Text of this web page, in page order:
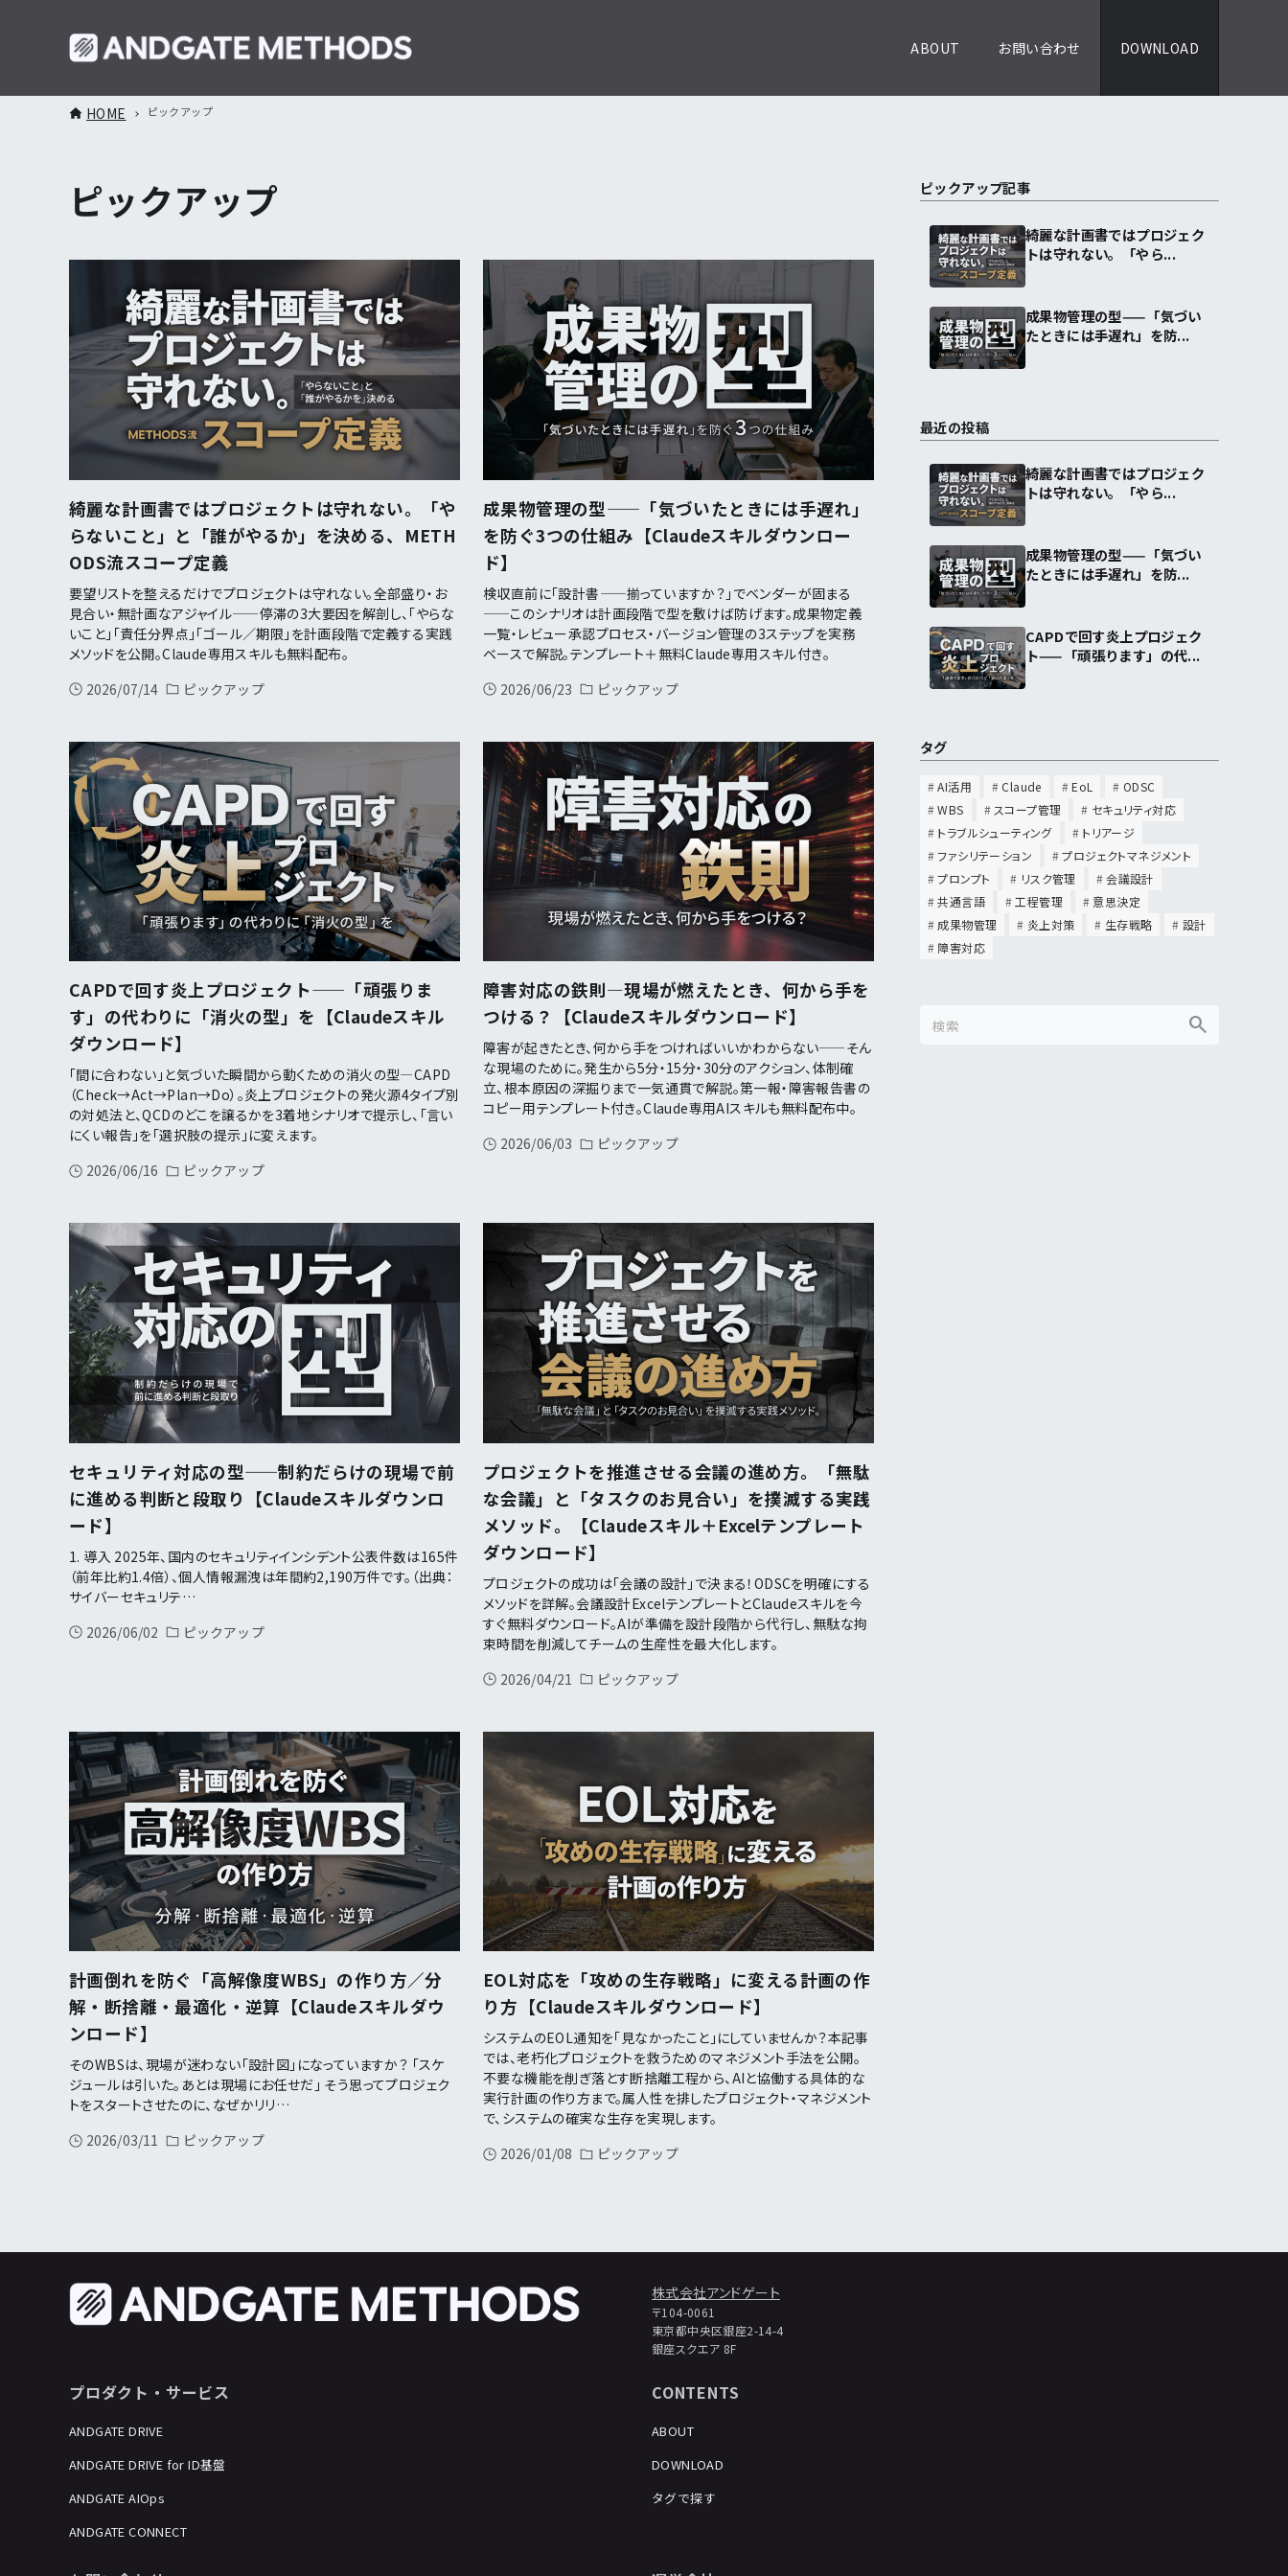
ABOUT お問い合わせ DOWNLOAD
HOME ピックアップ
ピックアップ
綺麗な計画書ではプロジェクトは守れない。「や
らないこと」と「誰がやるか」を決める、METH
ODS流スコープ定義
要望リストを整えるだけでプロジェクトは守れない。全部盛り・お
見合い・無計画なアジャイル——停滞の3大要因を解剖し、「やらな
いこと」「責任分界点」「ゴール／期限」を計画段階で定義する実践
メソッドを公開。Claude専用スキルも無料配布。
2026/07/14
ピックアップ
成果物管理の型——「気づいたときには手遅れ」
を防ぐ3つの仕組み【Claudeスキルダウンロー
ド】
検収直前に「設計書——揃っていますか？」でベンダーが固まる
——このシナリオは計画段階で型を敷けば防げます。成果物定義
一覧・レビュー承認プロセス・バージョン管理の3ステップを実務
ベースで解説。テンプレート＋無料Claude専用スキル付き。
2026/06/23
ピックアップ
CAPDで回す炎上プロジェクト——「頑張りま
す」の代わりに「消火の型」を【Claudeスキル
ダウンロード】
「間に合わない」と気づいた瞬間から動くための消火の型—CAPD
（Check→Act→Plan→Do）。炎上プロジェクトの発火源4タイプ別
の対処法と、QCDのどこを譲るかを3着地シナリオで提示し、「言い
にくい報告」を「選択肢の提示」に変えます。
2026/06/16
ピックアップ
障害対応の鉄則—現場が燃えたとき、何から手を
つける？【Claudeスキルダウンロード】
障害が起きたとき、何から手をつければいいかわからない——そん
な現場のために。発生から5分・15分・30分のアクション、体制確
立、根本原因の深掘りまで一気通貫で解説。第一報・障害報告書の
コピー用テンプレート付き。Claude専用AIスキルも無料配布中。
2026/06/03
ピックアップ
セキュリティ対応の型——制約だらけの現場で前
に進める判断と段取り【Claudeスキルダウンロ
ード】
1. 導入 2025年、国内のセキュリティインシデント公表件数は165件
（前年比約1.4倍）、個人情報漏洩は年間約2,190万件です。（出典：
サイバーセキュリテ…
2026/06/02
ピックアップ
プロジェクトを推進させる会議の進め方。「無駄
な会議」と「タスクのお見合い」を撲滅する実践
メソッド。【Claudeスキル＋Excelテンプレート
ダウンロード】
プロジェクトの成功は「会議の設計」で決まる！ODSCを明確にする
メソッドを詳解。会議設計ExcelテンプレートとClaudeスキルを今
すぐ無料ダウンロード。AIが準備を設計段階から代行し、無駄な拘
束時間を削減してチームの生産性を最大化します。
2026/04/21
ピックアップ
計画倒れを防ぐ「高解像度WBS」の作り方／分
解・断捨離・最適化・逆算【Claudeスキルダウ
ンロード】
そのWBSは、現場が迷わない「設計図」になっていますか？ 「スケ
ジュールは引いた。あとは現場にお任せだ」 そう思ってプロジェク
トをスタートさせたのに、なぜかリリ…
2026/03/11
ピックアップ
EOL対応を「攻めの生存戦略」に変える計画の作
り方【Claudeスキルダウンロード】
システムのEOL通知を「見なかったこと」にしていませんか？本記事
では、老朽化プロジェクトを救うためのマネジメント手法を公開。
不要な機能を削ぎ落とす断捨離工程から、AIと協働する具体的な
実行計画の作り方まで。属人性を排したプロジェクト・マネジメント
で、システムの確実な生存を実現します。
2026/01/08
ピックアップ
ピックアップ記事
綺麗な計画書ではプロジェク
トは守れない。「やら...
成果物管理の型——「気づい
たときには手遅れ」を防...
最近の投稿
綺麗な計画書ではプロジェク
トは守れない。「やら...
成果物管理の型——「気づい
たときには手遅れ」を防...
CAPDで回す炎上プロジェク
ト——「頑張ります」の代...
タグ
AI活用 Claude EoL
ODSC
WBS
スコープ管理
セキュリティ対応
トラブルシューティング
トリアージ
ファシリテーション
プロジェクトマネジメント
プロンプト
リスク管理
会議設計
共通言語
工程管理
意思決定
成果物管理
炎上対策 生存戦略
設計
障害対応
株式会社アンドゲート
〒104-0061
東京都中央区銀座2-14-4
銀座スクエア 8F
プロダクト・サービス
ANDGATE DRIVE
ANDGATE DRIVE for ID基盤
ANDGATE AIOps
ANDGATE CONNECT
CONTENTS
ABOUT
DOWNLOAD
タグで探す